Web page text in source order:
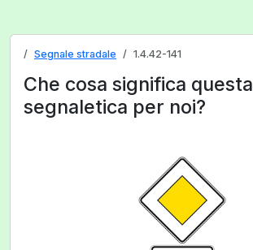
Segnale stradale 1.4.42-141
Che cosa significa questa
segnaletica per noi?